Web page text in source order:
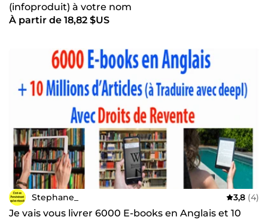
(infoproduit) à votre nom
À partir de 18,82 $US
Stephane_ 3,8 (4)
Je vais vous livrer 6000 E-books en Anglais et 10